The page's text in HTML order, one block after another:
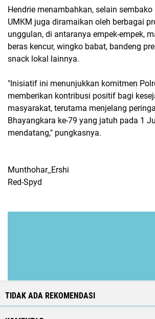
Hendrie menambahkan, selain
UMKM juga diramaikan oleh berbagai
unggulan, di antaranya empek-empek,
beras kencur, wingko babat, bandeng
snack lokal lainnya.
"Inisiatif ini menunjukkan komitmen
memberikan kontribusi positif bagi
masyarakat, terutama menjelang
Bhayangkara ke-79 yang jatuh pada 1
mendatang," pungkasnya.
Munthohar_Ershi
Red-Spyd
TIDAK ADA REKOMENDASI